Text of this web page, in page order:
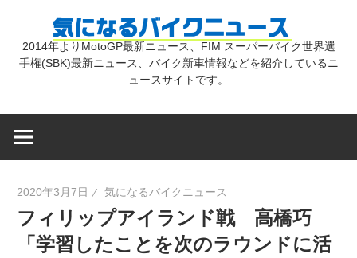
気
バ
2014年よりMotoGP最新ニュース、FIM スーパーバイク世界選
手権(SBK)最新ニュース、バイク新車情報などを紹介しているニ
ュースサイトです。
2020年3月7日 気になるバイクニュース
フィリップアイランド戦 高橋巧
「学習したことを次のラウンドに活